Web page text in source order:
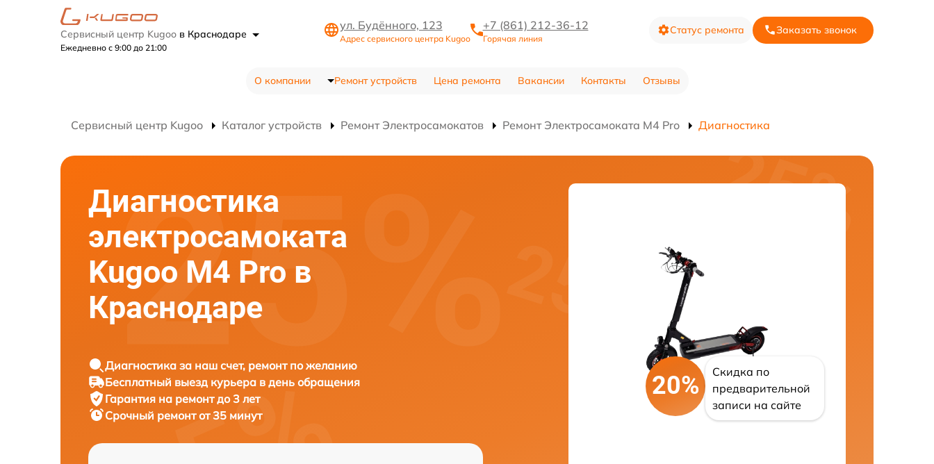
Сервисный центр Kugoo в Краснодаре
Ежедневно с 9:00 до 21:00
ул. Будённого, 123
Адрес сервисного центра Kugoo
+7 (861) 212-36-12
Горячая линия
Статус ремонта Заказать звонок
О компании Ремонт устройств Цена ремонта Вакансии Контакты Отзывы
Сервисный центр Kugoo Каталог устройств Ремонт Электросамокатов Ремонт Электросамоката M4 Pro Диагностика
Диагностика
электросамоката
Kugoo M4 Pro в
Краснодаре
Диагностика за наш счет, ремонт по желанию
Бесплатный выезд курьера в день обращения
Гарантия на ремонт до 3 лет
Срочный ремонт от 35 минут
20%
Скидка по
предварительной
записи на сайте